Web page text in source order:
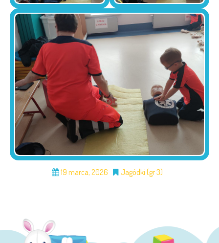
19 marca, 2026 Jagódki (gr 3)